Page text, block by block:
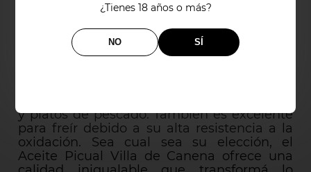
¿Tienes 18 años o más?
NO SÍ
vitamina E que ayuda a combatir el estrés
oxidativo en nuestro cuerpo.
Usos y Aplicaciones
y platos de pescado. También es excelente
para freír debido a su alta resistencia a la
oxidación. Sea cual sea su elección, el
Aceite Picual Villa de Canena ofrece una